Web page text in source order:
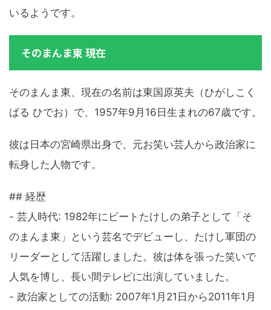
いるようです。
そのまんま東 現在
そのまんま東、現在の名前は東国原英夫（ひがしこく
ばる ひでお）で、1957年9月16日生まれの67歳です。
彼は日本の宮崎県出身で、元お笑い芸人から政治家に
転身した人物です。
## 経歴
- 芸人時代: 1982年にビートたけしの弟子として「そ
のまんま東」という芸名でデビューし、たけし軍団の
リーダーとして活躍しました。彼は体を張った笑いで
人気を博し、長い間テレビに出演していました。
- 政治家としての活動: 2007年1月21日から2011年1月